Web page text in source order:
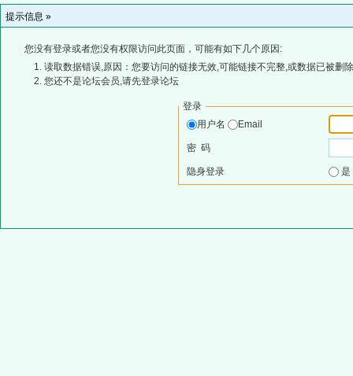
提示信息 »
您没有登录或者您没有权限访问此页面，可能有如下几个原因:
读取数据错误,原因：您要访问的链接无效,可能链接不完整,或数据已被删
您还不是论坛会员,请先登录论坛
登录
用户名
Email
密 码
隐身登录